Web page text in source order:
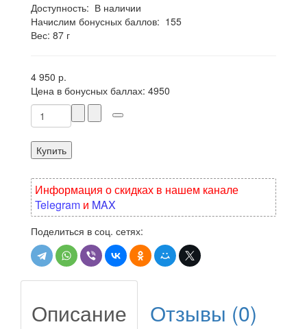
Доступность: В наличии
Начислим бонусных баллов: 155
Вес: 87 г
4 950 р.
Цена в бонусных баллах: 4950
Купить
Информация о скидках в нашем канале
Telegram и MAX
Поделиться в соц. сетях:
Описание Отзывы (0)